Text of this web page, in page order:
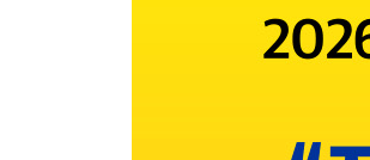
여의도, 어떤 기준으로 선택
1. 서울시 빌라 시장 주요 동향